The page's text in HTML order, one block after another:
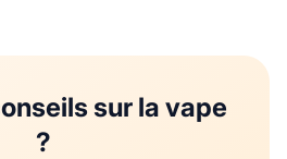
sur la vape
?